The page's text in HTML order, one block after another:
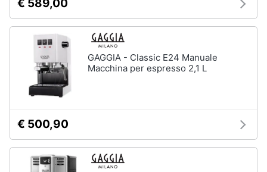
Piccoli
elettrodomestici
Termoventilatore
Termoconvettore
Condizionatori
Vedi
tutti
€ 589,00
GAGGIA - Classic E24 Manuale
Macchina per espresso 2,1 L
€ 500,90